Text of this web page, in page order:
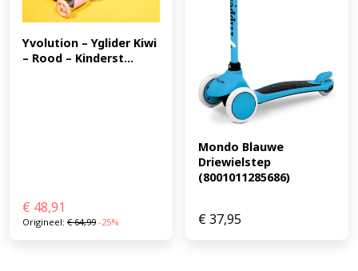
Yvolution – Yglider Kiwi
– Rood – Kinderst...
€ 48,91
Origineel: €64,99 -25%
Mondo Blauwe
Driewielstep
(8001011285686)
€37,95